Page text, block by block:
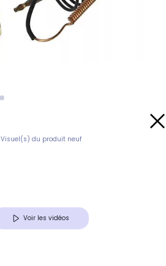
Visuel(s) du produit neuf
Voir les vidéos